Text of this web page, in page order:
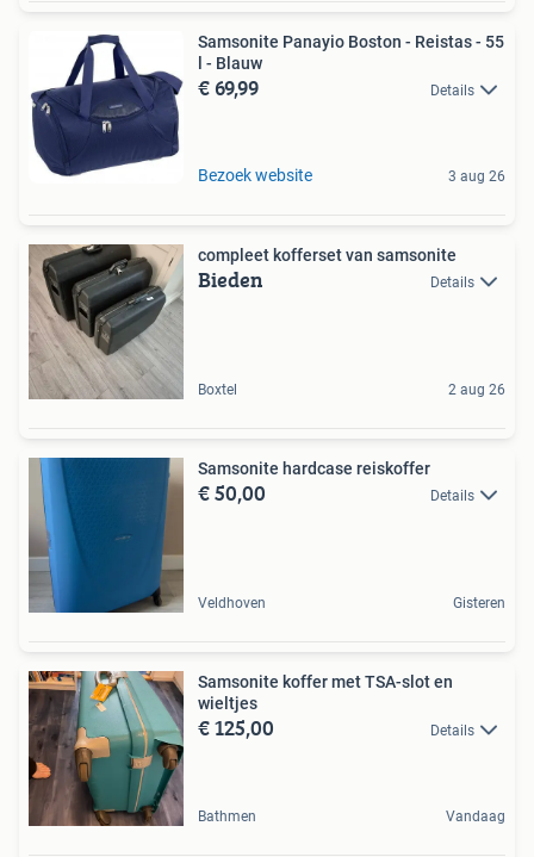
Samsonite Panayio Boston - Reistas - 55
l - Blauw
€ 69,99 Details
Bezoek website 3 aug 26
compleet kofferset van samsonite
Bieden Details
Boxtel 2 aug 26
Samsonite hardcase reiskoffer
€ 50,00 Details
Veldhoven Gisteren
Samsonite koffer met TSA-slot en
wieltjes
€ 125,00 Details
Bathmen Vandaag